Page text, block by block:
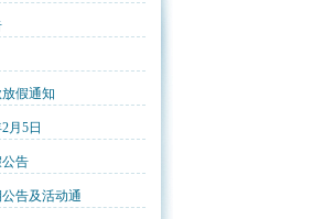
假通知
月5日
公告
告及活动通